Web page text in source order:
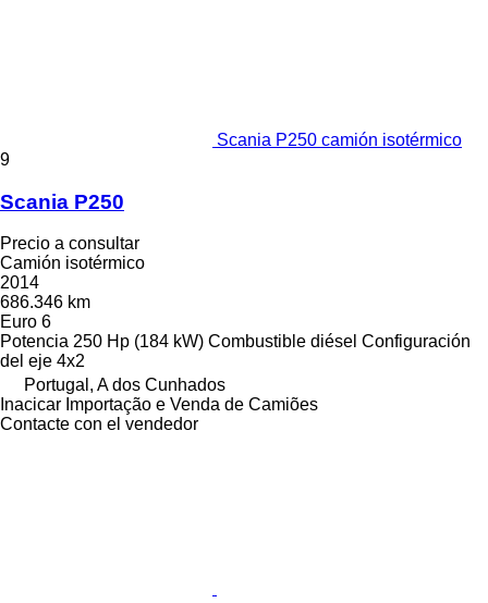
Scania P250 camión isotérmico
9
Scania P250
Precio a consultar
Camión isotérmico
2014
686.346 km
Euro 6
Potencia 250 Hp (184 kW) Combustible diésel Configuración
del eje 4x2
Portugal, A dos Cunhados
Inacicar Importação e Venda de Camiões
Contacte con el vendedor